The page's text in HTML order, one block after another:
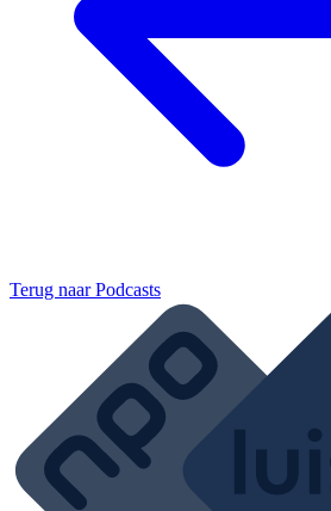
Terug naarPodcasts